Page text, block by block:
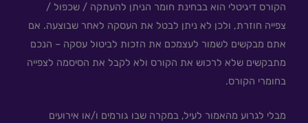
הקורס דיגיטלי הוא בבחינת חומר הניתן להעתקה / שכפול /
צפייה חוזרת, ולכן לא ניתן לבטל את העסקה לאחר שבוצעה. אם
אתם מבקשים לשמור לעצמכם את הזכות לביטול עסקה – הנכם
מתבקשים שלא לרכוש את הקורס ולא לקבל את הסיסמה לצפייה
בחומרי הקורס.
מבלי לגרוע מהאמור לעיל, במקרה שבו גורמים ו/או אירועים